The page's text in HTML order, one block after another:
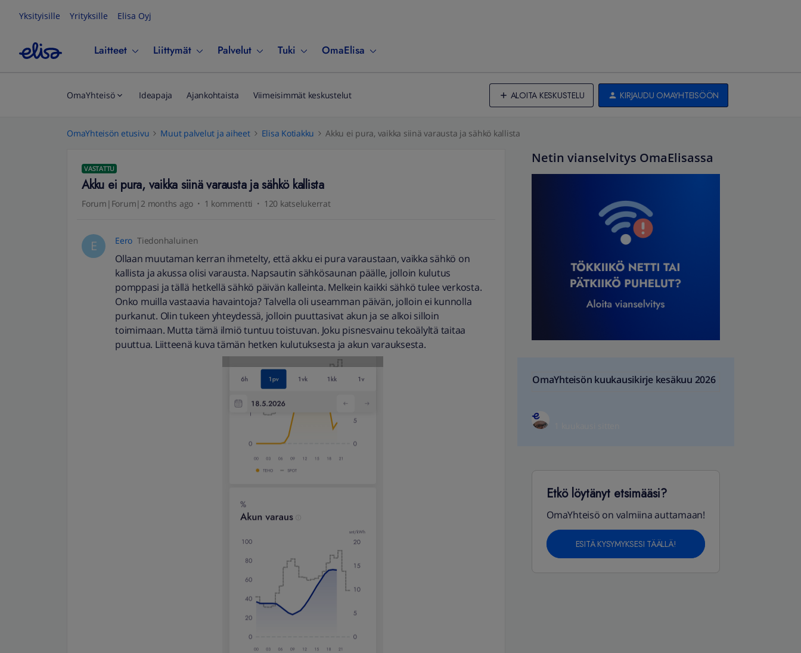
Yksityisille Yrityksille Elisa Oyj
Laitteet Liittymät Palvelut Tuki OmaElisa
OmaYhteisö Ideapaja Ajankohtaista Viimeisimmät keskustelut ALOITA KESKUSTELU KIRJAUDU OMAYHTEISÖÖN
OmaYhteisön etusivu Muut palvelut ja aiheet Elisa Kotiakku Akku ei pura, vaikka siinä varausta ja sähkö kallista
VASTATTU
Akku ei pura, vaikka siinä varausta ja sähkö kallista
Forum|Forum|2 months ago 1 kommentti 120 katselukerrat
E Eero Tiedonhaluinen
Ollaan muutaman kerran ihmetelty, että akku ei pura varaustaan, vaikka sähkö on
kallista ja akussa olisi varausta. Napsautin sähkösaunan päälle, jolloin kulutus
pomppasi ja tällä hetkellä sähkö päivän kalleinta. Melkein kaikki sähkö tulee verkosta.
Onko muilla vastaavia havaintoja? Talvella oli useamman päivän, jolloin ei kunnolla
purkanut. Olin tukeen yhteydessä, jolloin puuttasivat akun ja se alkoi silloin
toimimaan. Mutta tämä ilmiö tuntuu toistuvan. Joku pisnesvainu tekoälyltä taitaa
puuttua. Liitteenä kuva tämän hetken kulutuksesta ja akun varauksesta.
Netin vianselvitys OmaElisassa
OmaYhteisön kuukausikirje kesäkuu 2026
Etkö löytänyt etsimääsi?
OmaYhteisö on valmiina auttamaan!
ESITÄ KYSYMYKSESI TÄÄLLÄ!